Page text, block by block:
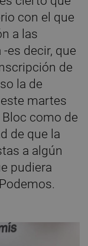
con el que
a las
es decir, que
de
la de
martes
como de
de que la
a algún
pudiera